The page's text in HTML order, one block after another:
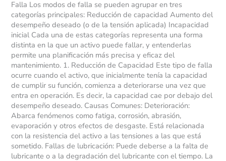
Falla Los modos de falla se pueden agrupar en tres
categorías principales: Reducción de capacidad Aumento del
desempeño deseado (o de la tensión aplicada) Incapacidad
inicial Cada una de estas categorías representa una forma
distinta en la que un activo puede fallar, y entenderlas
permite una planificación más precisa y eficaz del
mantenimiento. 1. Reducción de Capacidad Este tipo de falla
ocurre cuando el activo, que inicialmente tenía la capacidad
de cumplir su función, comienza a deteriorarse una vez que
entra en operación. Es decir, la capacidad cae por debajo del
desempeño deseado. Causas Comunes: Deterioración:
Abarca fenómenos como fatiga, corrosión, abrasión,
evaporación y otros efectos de desgaste. Está relacionada
con la resistencia del activo a las tensiones a las que está
sometido. Fallas de lubricación: Puede deberse a la falta de
lubricante o a la degradación del lubricante con el tiempo. La